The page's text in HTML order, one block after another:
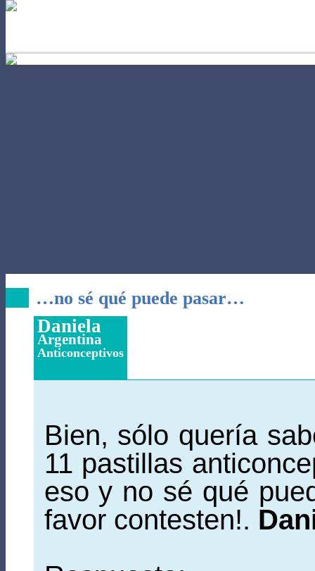
…no sé qué puede pasar…
Daniela
Argentina
Anticonceptivos
Bien, sólo quería
11 pastillas
eso y no sé qué
favor contesten!.